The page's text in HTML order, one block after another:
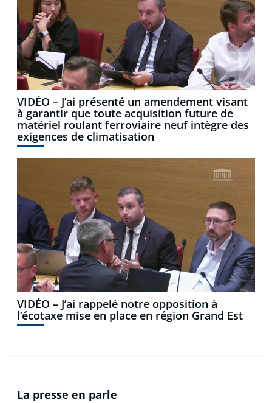
VIDÉO – J’ai présenté un amendement visant
à garantir que toute acquisition future de
matériel roulant ferroviaire neuf intègre des
exigences de climatisation
VIDÉO – J’ai rappelé notre opposition à
l’écotaxe mise en place en région Grand Est
La presse en parle